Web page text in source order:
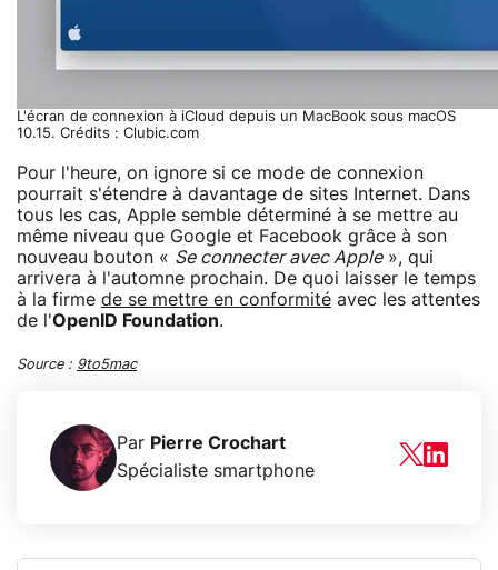
L'écran de connexion à iCloud depuis un MacBook sous macOS
10.15. Crédits : Clubic.com
Pour l'heure, on ignore si ce mode de connexion
pourrait s'étendre à davantage de sites Internet. Dans
tous les cas, Apple semble déterminé à se mettre au
même niveau que Google et Facebook grâce à son
nouveau bouton « Se connecter avec Apple», qui
arrivera à l'automne prochain. De quoi laisser le temps
à la firme de se mettre en conformité avec les attentes
de l'OpenID Foundation.
Source : 9to5mac
Par Pierre Crochart
Spécialiste smartphone